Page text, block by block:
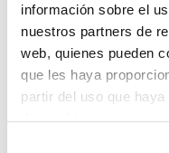
información sobre el
nuestros partners de
web, quienes pueden
que les haya
partir del uso que
¿Has olvidado tu